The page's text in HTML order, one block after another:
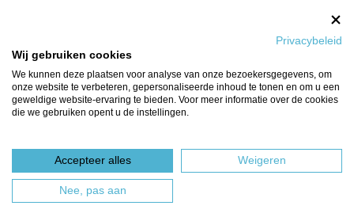
Privacybeleid
Wij gebruiken cookies
We kunnen deze plaatsen voor analyse van onze bezoekersgegevens, om
onze website te verbeteren, gepersonaliseerde inhoud te tonen en om u een
geweldige website-ervaring te bieden. Voor meer informatie over de cookies
die we gebruiken opent u de instellingen.
Accepteer alles Weigeren
Nee, pas aan